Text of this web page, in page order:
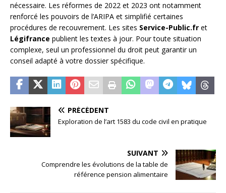
nécessaire. Les réformes de 2022 et 2023 ont notamment
renforcé les pouvoirs de l’ARIPA et simplifié certaines
procédures de recouvrement. Les sites Service-Public.fr et
Légifrance publient les textes à jour. Pour toute situation
complexe, seul un professionnel du droit peut garantir un
conseil adapté à votre dossier spécifique.
PRÉCÉDENT
Exploration de l’art 1583 du code civil en pratique
SUIVANT
Comprendre les évolutions de la table de
référence pension alimentaire